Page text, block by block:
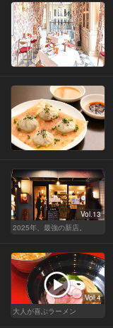
Vol.13
2025年、最強の新店。
Vol.4
大人が喜ぶラーメン